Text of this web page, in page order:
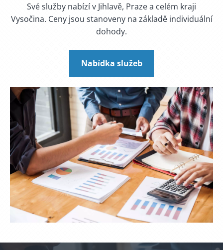
Své služby nabízí v Jihlavě, Praze a celém kraji
Vysočina. Ceny jsou stanoveny na základě individuální
dohody.
Nabídka služeb